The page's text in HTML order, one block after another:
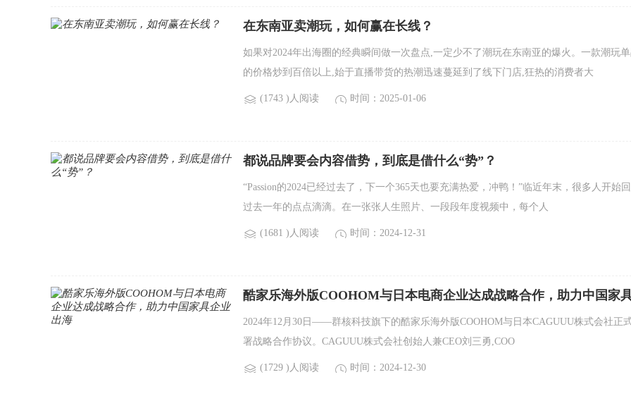
在东南亚卖潮玩，如何赢在长线？
如果对2024年出海圈的经典瞬间做一次盘点,一定少不了潮玩在东南亚的爆火。一款潮玩
的价格炒到百倍以上,始于直播带货的热潮迅速蔓延到了线下门店,狂热的消费者大
(1743 )人阅读 时间：2025-01-06
都说品牌要会内容借势，到底是借什么“势”？
“Passion的2024已经过去了，下一个365天也要充满热爱，冲鸭！”临近年末，很多人开始
过去一年的点点滴滴。在一张张人生照片、一段段年度视频中，每个人
(1681 )人阅读 时间：2024-12-31
酷家乐海外版COOHOM与日本电商企业达成战略合作，助力中国家
2024年12月30日——群核科技旗下的酷家乐海外版COOHOM与日本CAGUUU株式会社正
署战略合作协议。CAGUUU株式会社创始人兼CEO刘三勇,COO
(1729 )人阅读 时间：2024-12-30